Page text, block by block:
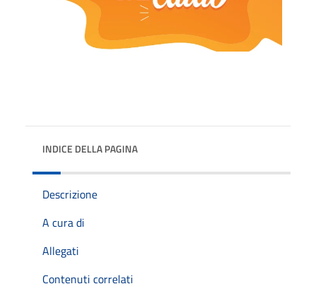
INDICE DELLA PAGINA
Descrizione
A cura di
Allegati
Contenuti correlati